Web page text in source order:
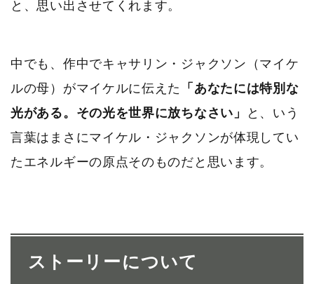
と、思い出させてくれます。
中でも、作中でキャサリン・ジャクソン（マイケ
ルの母）がマイケルに伝えた
「あなたには特別な
光がある。その光を世界に放ちなさい」
と、いう
言葉はまさにマイケル・ジャクソンが体現してい
たエネルギーの原点そのものだと思います。
ストーリーについて